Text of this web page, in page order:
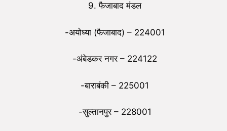
9. फैजाबाद मंडल
-अयोध्या (फैजाबाद) – 224001
-अंबेडकर नगर – 224122
-बाराबंकी – 225001
-सुल्तानपुर – 228001